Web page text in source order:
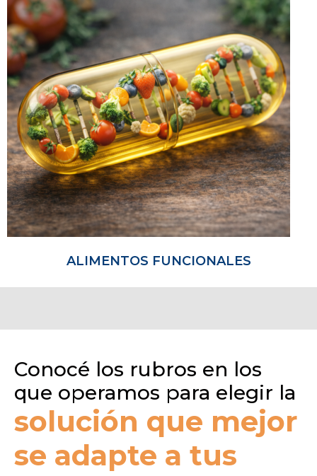
ALIMENTOS FUNCIONALES
Conocé los rubros en los
que operamos para elegir la
solución que mejor
se adapte a tus